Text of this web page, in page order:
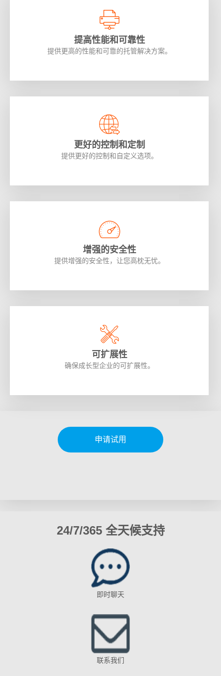
提高性能和可靠性
提供更高的性能和可靠的托管解决方案。
更好的控制和定制
提供更好的控制和自定义选项。
增强的安全性
提供增强的安全性，让您高枕无忧。
可扩展性
确保成长型企业的可扩展性。
申请试用
24/7/365 全天候支持
即时聊天
联系我们